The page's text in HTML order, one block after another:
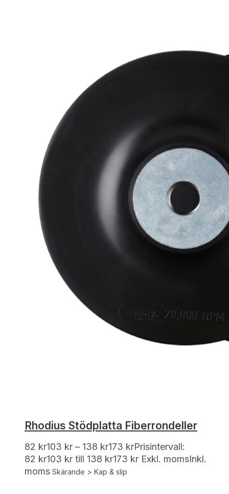
Rhodius Stödplatta Fiberrondeller
82 kr103 kr – 138 kr173 krPrisintervall:
82 kr103 kr till 138 kr173 kr Exkl. momsInkl.
moms Skärande > Kap & slip